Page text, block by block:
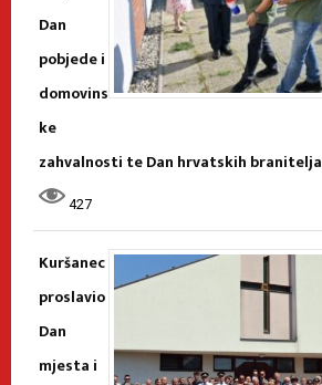
Dan
pobjede i
domovins
ke
zahvalnosti te Dan hrvatskih branitelja
427
Kuršanec
proslavio
Dan
mjesta i